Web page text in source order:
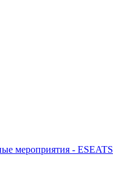
мероприятия - ESEATS